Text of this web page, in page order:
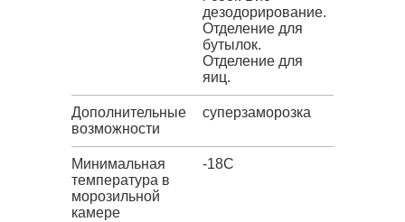
дезодорирование.
Отделение для
бутылок.
Отделение для
яиц.
Дополнительные
возможности
суперзаморозка
Минимальная
температура в
морозильной
камере
-18C